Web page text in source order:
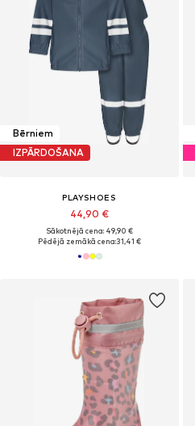
Bērniem
IZPĀRDOŠANA
PLAYSHOES
44,90 €
Sākotnējā cena: 49,90 €
Pēdējā zemākā cena:31,41 €